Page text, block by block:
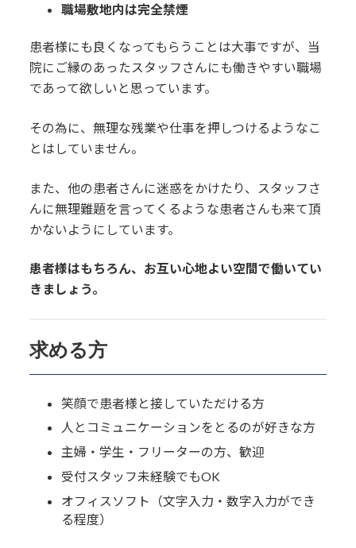
職場敷地内は完全禁煙
患者様にも良くなってもらうことは大事ですが、当
院にご縁のあったスタッフさんにも働きやすい職場
であって欲しいと思っています。
その為に、無理な残業や仕事を押しつけるようなこ
とはしていません。
また、他の患者さんに迷惑をかけたり、スタッフさ
んに無理難題を言ってくるような患者さんも来て頂
かないようにしています。
患者様はもちろん、お互い心地よい空間で働いてい
きましょう。
求める方
笑顔で患者様と接していただける方
人とコミュニケーションをとるのが好きな方
主婦・学生・フリーターの方、歓迎
受付スタッフ未経験でもOK
オフィスソフト（文字入力・数字入力ができ
る程度）